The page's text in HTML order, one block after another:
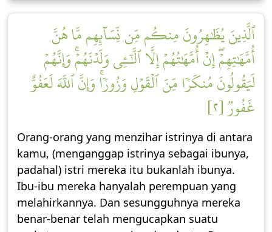
ٱلَّذِينَ يُظَٰهِرُونَ مِنكُم مِّن نِّسَآئِهِم مَّا هُنَّ
أُمَّهَٰتِهِمۡۖ إِنۡ أُمَّهَٰتُهُمۡ إِلَّا ٱلَّٰٓـِٔي وَلَدۡنَهُمۡۚ وَإِنَّهُمۡ
لَيَقُولُونَ مُنكَرٗا مِّنَ ٱلۡقَوۡلِ وَزُورٗاۚ وَإِنَّ ٱللَّهَ لَعَفُوٌّ
غَفُورٞ [٢]
Orang-orang yang menzihar istrinya di antara
kamu, (menganggap istrinya sebagai ibunya,
padahal) istri mereka itu bukanlah ibunya.
Ibu-ibu mereka hanyalah perempuan yang
melahirkannya. Dan sesungguhnya mereka
benar-benar telah mengucapkan suatu